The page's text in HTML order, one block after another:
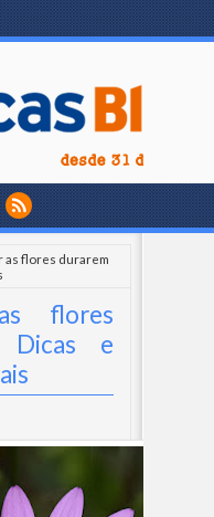
as flores durarem
flores
Dicas e